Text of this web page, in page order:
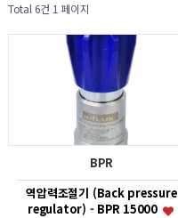
Total 6건 1 페이지
BPR
역압력조절기 (Back pressure
regulator) - BPR 15000